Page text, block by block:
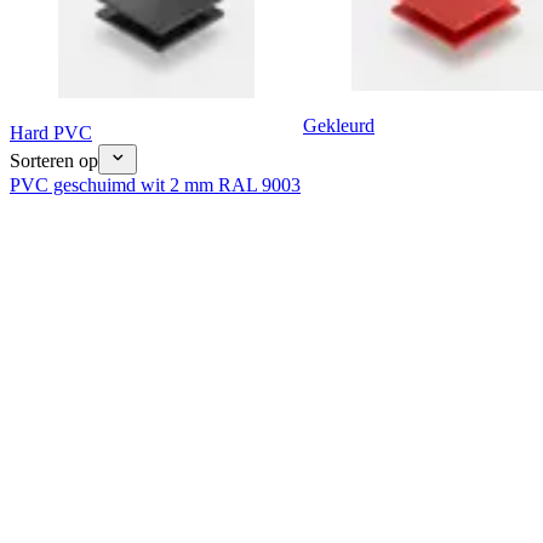
Hard PVC
Gekleurd
Sorteren op
PVC geschuimd wit 2 mm RAL 9003